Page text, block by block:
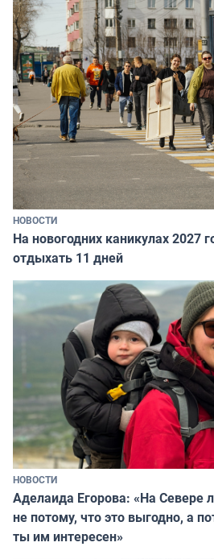
НОВОСТИ
На новогодних каникулах 2027
отдыхать 11 дней
НОВОСТИ
Аделаида Егорова: «На Севере
не потому, что это выгодно, а
ты им интересен»